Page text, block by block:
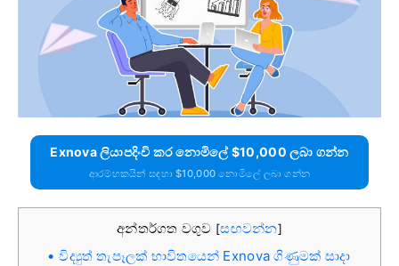
Exnova ලියාපදිංචි කර නොමිලේ $10,000 ලබා ගන්න
ආරම්භකයින් සඳහා $10,000 නොමිලේ ලබා ගන්න
අන්තර්ගත වගුව [සඟවන්න]
විද්‍යුත් තැපෑලක් භාවිතයෙන් Exnova ගිණුමක් සාදා